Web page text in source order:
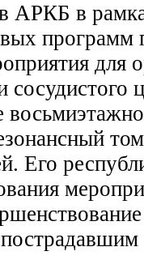
АРКБ в
программ
для
сосудистого
Его